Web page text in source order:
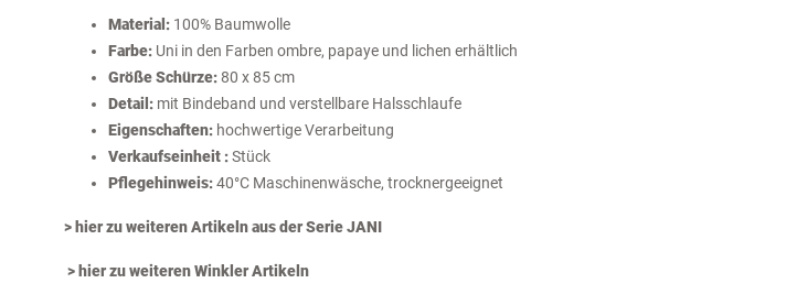
Material:100% Baumwolle
Farbe: Uni in den Farben ombre, papaye und lichen erhältlich
Größe Schürze:80 x 85 cm
Detail: mit Bindeband und verstellbare Halsschlaufe
Eigenschaften: hochwertige Verarbeitung
Verkaufseinheit :Stück
Pflegehinweis:40°C Maschinenwäsche, trocknergeeignet
> hier zu weiteren Artikeln aus der Serie JANI
> hier zu weiteren Winkler Artikeln